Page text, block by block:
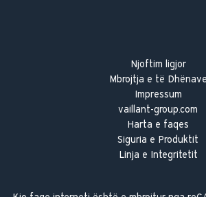
Njoftim ligjor
Mbrojtja e të Dhënave
Impressum
vaillant-group.com
Harta e faqes
Siguria e Produktit
Linja e Integritetit